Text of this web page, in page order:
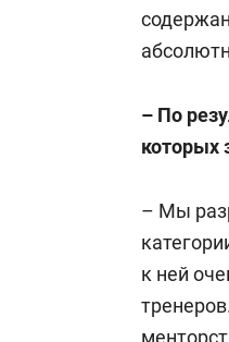
– По
которых
– Мы
к ней